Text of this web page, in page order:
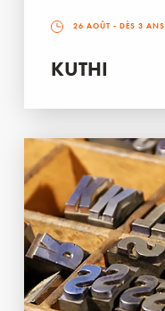
26 AOÛT - DÈS 3 ANS
KUTHI